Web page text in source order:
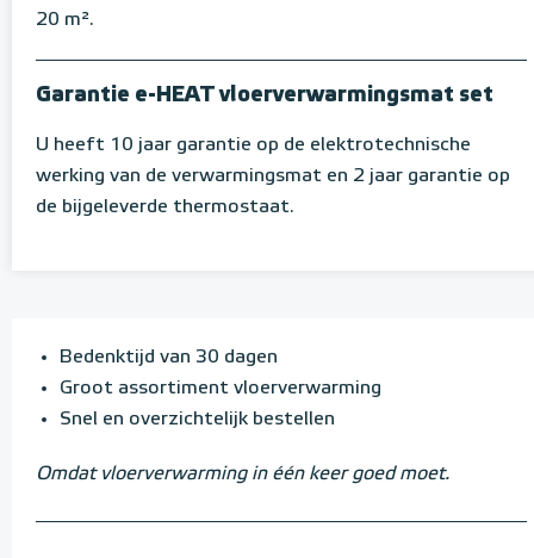
20 m².
Garantie e-HEAT vloerverwarmingsmat set
U heeft 10 jaar garantie op de elektrotechnische
werking van de verwarmingsmat en 2 jaar garantie op
de bijgeleverde thermostaat.
Bedenktijd van 30 dagen
Groot assortiment vloerverwarming
Snel en overzichtelijk bestellen
Omdat vloerverwarming in één keer goed moet.